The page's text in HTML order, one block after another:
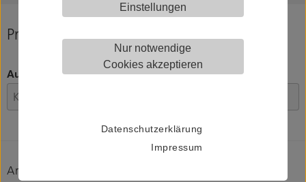
Einstellungen
Nur notwendige
Cookies akzeptieren
Datenschutzerklärung
Impressum
Produkt konfigurieren
Ausführung
Artikelnummer